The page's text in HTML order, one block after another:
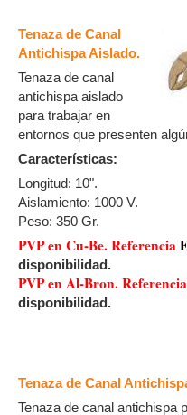
Tenaza de Canal
Antichispa Aislado.
Tenaza de canal
antichispa aislado
para trabajar en
entornos que presenten
Características:
Longitud: 10".
Aislamiento: 1000 V.
Peso: 350 Gr.
PVP en Cu-Be. Referencia
disponibilidad.
PVP en Al-Bron. Referencia
disponibilidad.
Tenaza de Canal
Tenaza de canal antichispa